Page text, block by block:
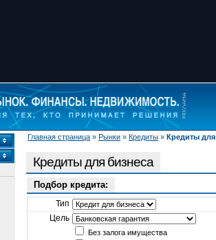
Главная страница » Рынки » Кредиты » Кредиты для
Кредиты для бизнеса
Подбор кредита:
Тип
Цель
Без залога имущества